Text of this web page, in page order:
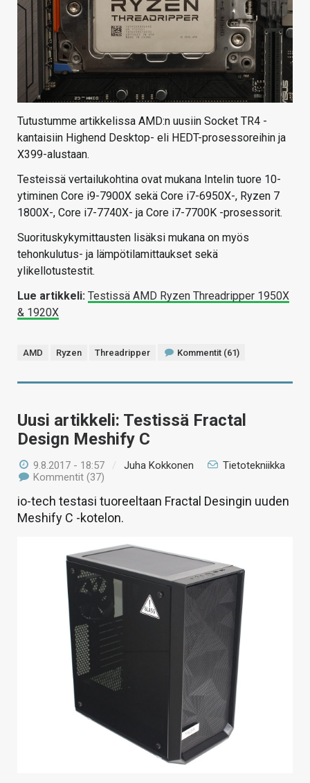
Tutustumme artikkelissa AMD:n uusiin Socket TR4 -
kantaisiin Highend Desktop- eli HEDT-prosessoreihin ja
X399-alustaan.
Testeissä vertailukohtina ovat mukana Intelin tuore 10-
ytiminen Core i9-7900X sekä Core i7-6950X-, Ryzen 7
1800X-, Core i7-7740X- ja Core i7-7700K -prosessorit.
Suorituskykymittausten lisäksi mukana on myös
tehonkulutus- ja lämpötilamittaukset sekä
ylikellotustestit.
Lue artikkeli: Testissä AMD Ryzen Threadripper 1950X
& 1920X
AMD Ryzen Threadripper Kommentit (61)
Uusi artikkeli: Testissä Fractal
Design Meshify C
9.8.2017 - 18:57 / Juha Kokkonen
Tietotekniikka
Kommentit (37)
io-tech testasi tuoreeltaan Fractal Desingin uuden
Meshify C -kotelon.